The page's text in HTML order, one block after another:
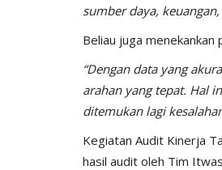
sumber daya,
Beliau juga
“Dengan data yang
arahan yang tepat. Hal
ditemukan lagi
Kegiatan Audit Kinerja
hasil audit oleh Tim